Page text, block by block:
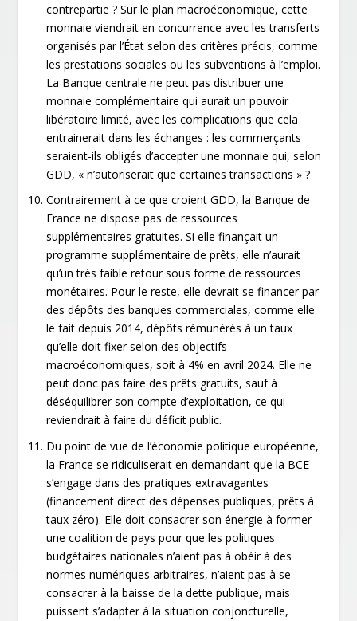
contrepartie ? Sur le plan macroéconomique, cette
monnaie viendrait en concurrence avec les transferts
organisés par l’État selon des critères précis, comme
les prestations sociales ou les subventions à l’emploi.
La Banque centrale ne peut pas distribuer une
monnaie complémentaire qui aurait un pouvoir
libératoire limité, avec les complications que cela
entrainerait dans les échanges : les commerçants
seraient-ils obligés d’accepter une monnaie qui, selon
GDD, « n’autoriserait que certaines transactions » ?
Contrairement à ce que croient GDD, la Banque de
France ne dispose pas de ressources
supplémentaires gratuites. Si elle finançait un
programme supplémentaire de prêts, elle n’aurait
qu’un très faible retour sous forme de ressources
monétaires. Pour le reste, elle devrait se financer par
des dépôts des banques commerciales, comme elle
le fait depuis 2014, dépôts rémunérés à un taux
qu’elle doit fixer selon des objectifs
macroéconomiques, soit à 4% en avril 2024. Elle ne
peut donc pas faire des prêts gratuits, sauf à
déséquilibrer son compte d’exploitation, ce qui
reviendrait à faire du déficit public.
Du point de vue de l’économie politique européenne,
la France se ridiculiserait en demandant que la BCE
s’engage dans des pratiques extravagantes
(financement direct des dépenses publiques, prêts à
taux zéro). Elle doit consacrer son énergie à former
une coalition de pays pour que les politiques
budgétaires nationales n’aient pas à obéir à des
normes numériques arbitraires, n’aient pas à se
consacrer à la baisse de la dette publique, mais
puissent s’adapter à la situation conjoncturelle,